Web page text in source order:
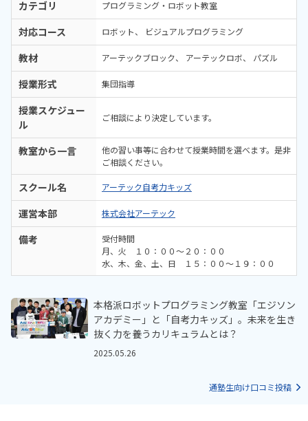
カテゴリ プログラミング・ロボット教室
対応コース ロボット ビジュアルプログラミング
教材 アーテックブロック アーテックロボ パズル
授業形式 集団指導
授業スケジュー
ル
ご相談により決定しています。
教室から一言
他の習い事等に合わせて授業時間を選べます。是非
ご相談ください。
スクール名 アーテック自考力キッズ
運営本部 株式会社アーテック
備考
受付時間
月、火 １０：００～２０：００
水、木、金、土、日 １５：００～１９：００
本格派ロボットプログラミング教室「エジソン
アカデミー」と「自考力キッズ」。未来を生き
抜く力を養うカリキュラムとは？
2025.05.26
通塾生向け口コミ投稿